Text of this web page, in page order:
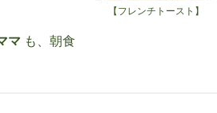
【フレンチトースト】
マ も、朝食